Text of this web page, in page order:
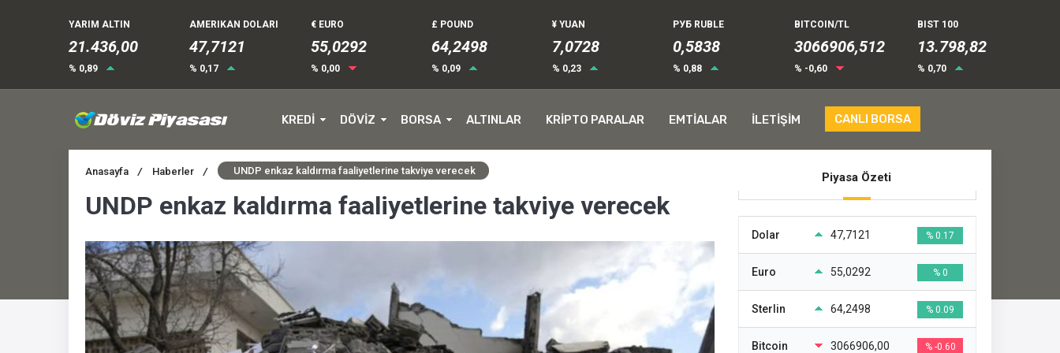
YARIM ALTIN
21.436,00
% 0,89
AMERIKAN DOLARI
47,7121
% 0,17
€ EURO
55,0292
% 0,00
£ POUND
64,2498
% 0,09
¥ YUAN
7,0728
% 0,23
РУБ RUBLE
0,5838
% 0,88
BITCOIN/TL
3066906,512
% -0,60
BIST 100
13.798,82
% 0,70
KREDİ DÖVİZ BORSA ALTINLAR KRİPTO PARALAR EMTİALAR İLETİŞİM CANLI BORSA
Anasayfa / Haberler / UNDP enkaz kaldırma faaliyetlerine takviye verecek
UNDP enkaz kaldırma faaliyetlerine takviye verecek
Piyasa Özeti
Dolar 47,7121 % 0.17
Euro 55,0292 % 0
Sterlin 64,2498 % 0.09
Bitcoin 3066906,00 % -0.60